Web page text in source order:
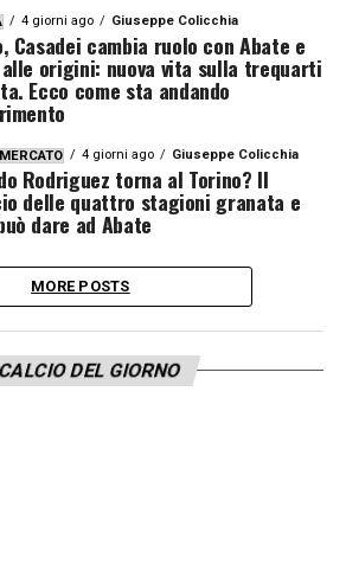
4 giorni ago Giuseppe Colicchia
Casadei cambia ruolo con Abate e
origini: nuova vita sulla trequarti
Ecco come sta andando
4 giorni ago Giuseppe Colicchia
Rodriguez torna al Torino? Il
delle quattro stagioni granata e
dare ad Abate
MORE POSTS
DEL GIORNO